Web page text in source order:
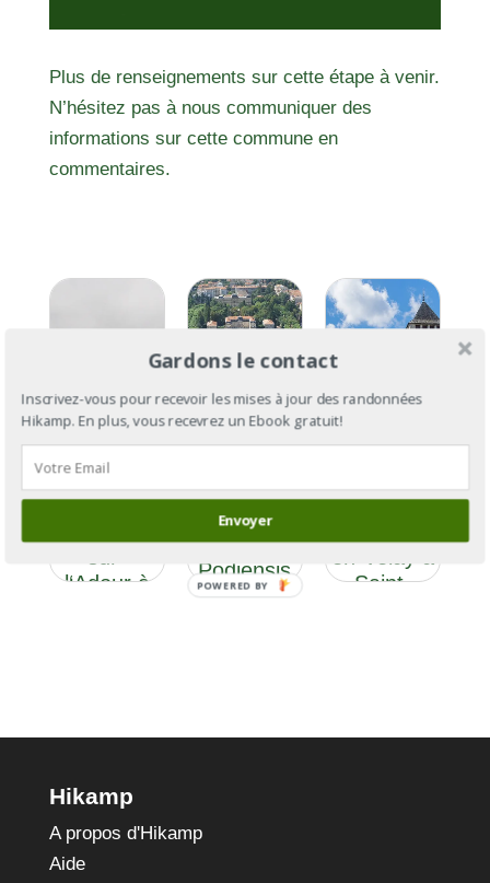
Plus de renseignements sur cette étape à venir.
N’hésitez pas à nous communiquer des
informations sur cette commune en
commentaires.
GR®65 :
la Via
Podiensis
Section 7,
l‘Adour à
GR®65, Via
Gebennensis
et Via
Podiensis
GR®65 :
Podiensis,
Saint-
Hikamp
A propos d'Hikamp
Aide
Gardons le contact
Inscrivez-vous pour recevoir les mises à jour des randonnées
Hikamp. En plus, vous recevrez un Ebook gratuit!
Envoyer
POWERED BY